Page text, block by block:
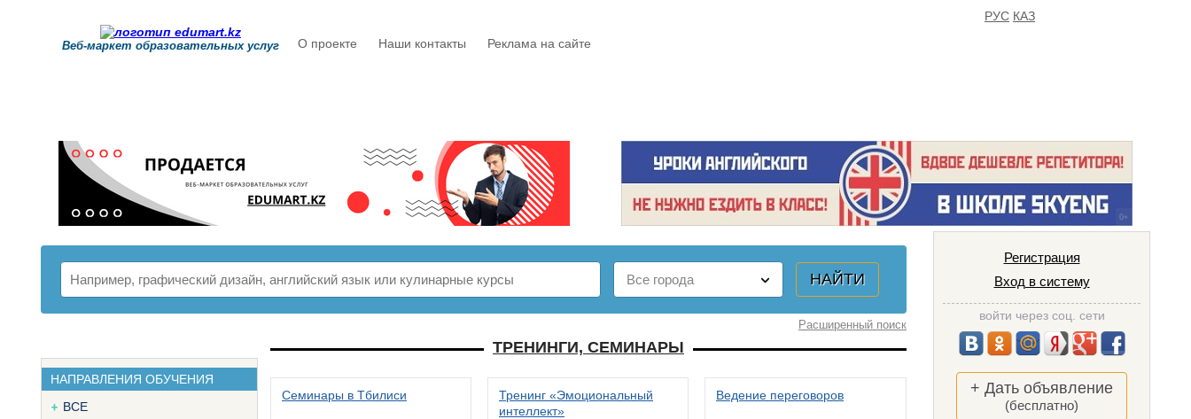
Веб-маркет образовательных услуг О проекте Наши контакты Реклама на сайте
РУС КАЗ
Расширенный поиск
НАПРАВЛЕНИЯ ОБУЧЕНИЯ
ВСЕ
ТРЕНИНГИ, СЕМИНАРЫ
Семинары в Тбилиси
Тренинг «Эмоциональный
интеллект»
Ведение переговоров
Регистрация
Вход в систему
войти через соц. сети
+ Дать объявление
(бесплатно)